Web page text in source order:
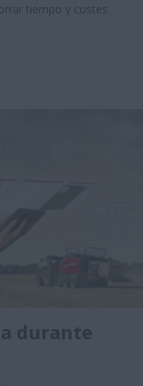
tiempo y costes​
durante